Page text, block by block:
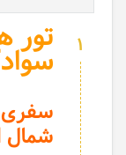
1 تور
سفری
شمال